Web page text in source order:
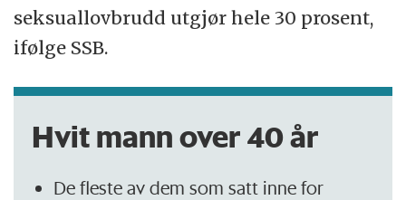
seksuallovbrudd utgjør hele 30 prosent,
ifølge SSB.
Hvit mann over 40 år
De fleste av dem som satt inne for